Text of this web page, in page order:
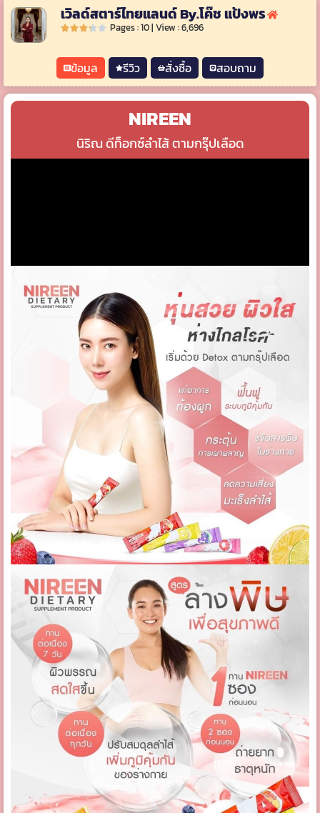
เวิลด์สตาร์ไทยแลนด์ By.โค๊ช แป้งพร
Pages : 10 | View : 6,696
ข้อมูล รีวิว สั่งซื้อ สอบถาม
NIREEN
นิริณ ดีท็อกซ์ลำไส้ ตามกรุ๊ปเลือด